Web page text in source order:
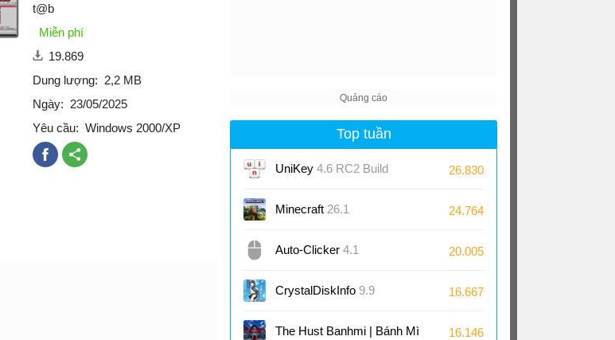
t@b
Miễn phí
19.869
Dung lượng: 2,2 MB
Ngày: 23/05/2025
Yêu cầu: Windows 2000/XP Top tuần
UniKey 4.6 RC2 Build
230919
26.830
Minecraft 26.1 24.764
Auto-Clicker 4.1 20.005
CrystalDiskInfo 9.9 16.667
The Hust Banhmi | Bánh Mì 16.146